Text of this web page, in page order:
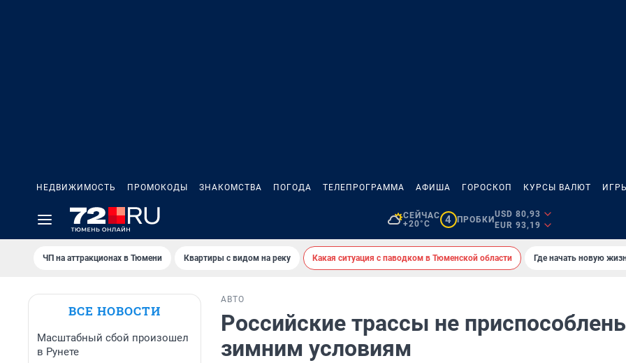
НЕДВИЖИМОСТЬ ПРОМОКОДЫ ЗНАКОМСТВА ПОГОДА ТЕЛЕПРОГРАММА АФИША ГОРОСКОП КУРСЫ ВАЛЮТ
СЕЙЧАС
+20°C
4 ПРОБКИ
USD 80,93
EUR 93,19
ЧП на аттракционах в Тюмени Квартиры с видом на реку Какая ситуация с паводком в Тюменской области Где начать новую
ВСЕ НОВОСТИ
Масштабный сбой произошел
в Рунете
АВТО
Российские трассы не
зимним условиям